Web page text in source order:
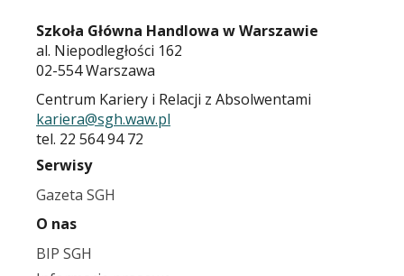
Szkoła Główna Handlowa w Warszawie
al. Niepodległości 162
02-554 Warszawa
Centrum Kariery i Relacji z Absolwentami
kariera@sgh.waw.pl
tel. 22 564 94 72
Serwisy
Gazeta SGH
O nas
BIP SGH